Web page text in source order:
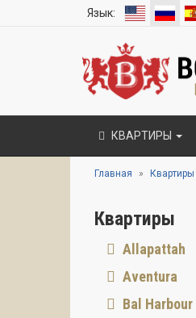
Язык:
КВАРТИРЫ
Главная Квартиры
Квартиры
Allapattah
Aventura
Bal Harbour